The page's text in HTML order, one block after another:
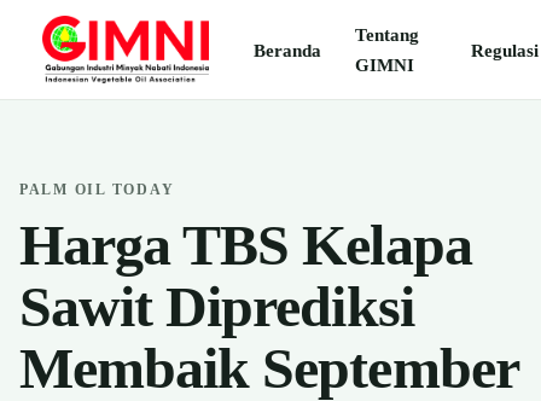
Beranda
Tentang
GIMNI
Regulasi
PALM OIL TODAY
Harga TBS Kelapa
Sawit Diprediksi
Membaik September